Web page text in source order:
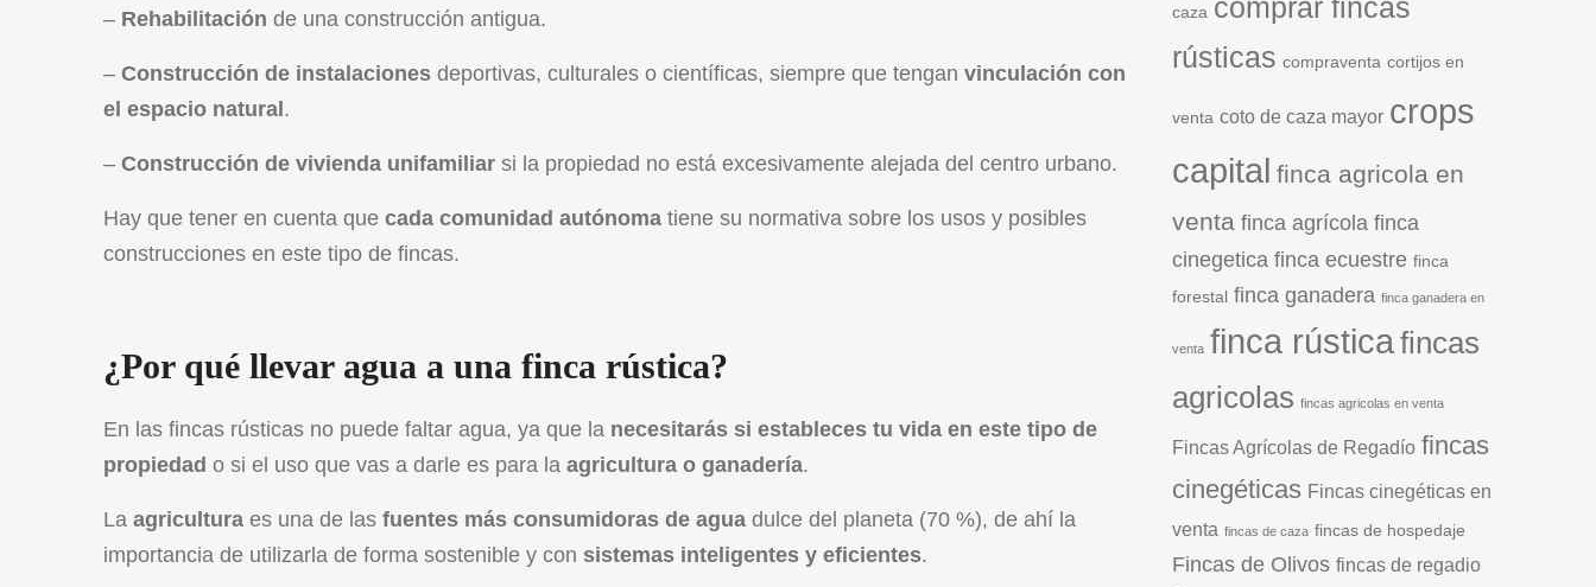
– Rehabilitación de una construcción antigua.
– Construcción de instalaciones deportivas, culturales o científicas, siempre que tengan vinculación con
el espacio natural .
– Construcción de vivienda unifamiliar si la propiedad no está excesivamente alejada del centro urbano.
Hay que tener en cuenta que cada comunidad autónoma tiene su normativa sobre los usos y posibles
construcciones en este tipo de fincas.
¿Por qué llevar agua a una finca rústica?
En las fincas rústicas no puede faltar agua, ya que la necesitarás si estableces tu vida en este tipo de
propiedad o si el uso que vas a darle es para la agricultura o ganadería.
La agricultura es una de las fuentes más consumidoras de agua dulce del planeta (70 %), de ahí la
importancia de utilizarla de forma sostenible y con sistemas inteligentes y eficientes.
caza comprar fincas
rústicas compraventa cortijos en
venta coto de caza mayor crops
capital finca agricola en
venta finca agrícola finca
cinegetica finca ecuestre finca
forestal finca ganadera finca ganadera en
venta finca rústicafincas
agricolas fincas agricolas en venta
Fincas Agrícolas de Regadío fincas
cinegéticas Fincas cinegéticas en
venta fincas de caza fincas de hospedaje
Fincas de Olivos fincas de regadio